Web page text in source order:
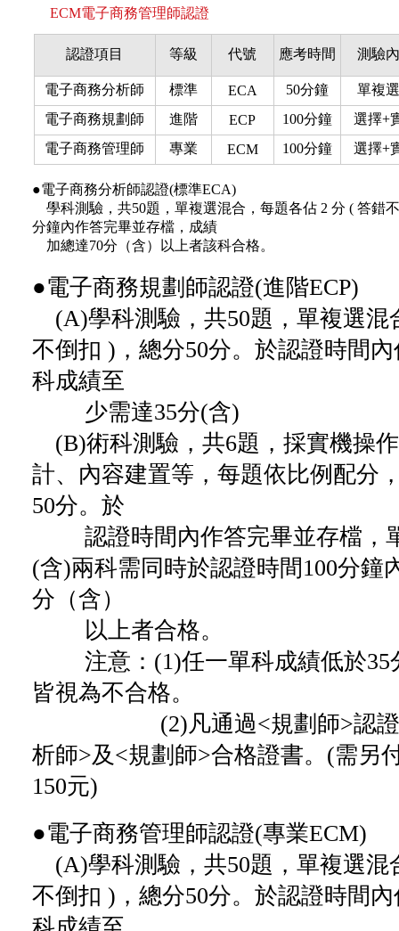
ECM電子商務管理師認證
認證項目 等級 代號 應考時間 測驗
電子商務分析師 標準 ECA 50分鐘
單複
電子商務規劃師
進階 ECP 100分鐘
選擇+
電子商務管理師
專業 ECM 100分鐘 選擇+
●電子商務分析師認證(標準ECA)
學科測驗，共50題，單複選混合，每題各佔 2 分 ( 答錯
分鐘內作答完畢並存檔，成績
加總達70分（含）以上者該科合格。
●電子商務規劃師認證(進階ECP)
(A)學科測驗，共50題，單複選混
不倒扣 )，總分50分。於認證時間
科成績至
少需達35分(含)
(B)術科測驗，共6題，採實機操
計、內容建置等，每題依比例配分
50分。於
認證時間內作答完畢並存檔，
(含)兩科需同時於認證時間100分鐘
分（含）
以上者合格。
注意： (1)任一單科成績低於
皆視為不合格。
(2)凡通過<規劃師>認證者
析師>及<規劃師>合格證書。 (需另
150元)
●電子商務管理師認證(專業ECM)
(A)學科測驗，共50題，單複選混
不倒扣 )，總分50分。於認證時間